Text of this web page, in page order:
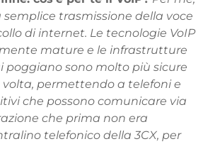
semplice trasmissione della voce
di internet. Le tecnologie VoIP
mature e le infrastrutture
poggiano sono molto più sicure
permettendo a telefoni e
che possono comunicare via
che prima non era
telefonico della 3CX, per